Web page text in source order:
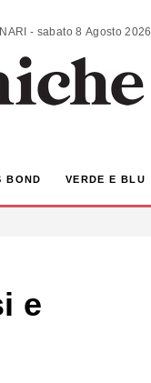
ANALISI | COMMENTI | SCENARI - sabato 8 Agosto 2026
BOND VERDE E BLU
e